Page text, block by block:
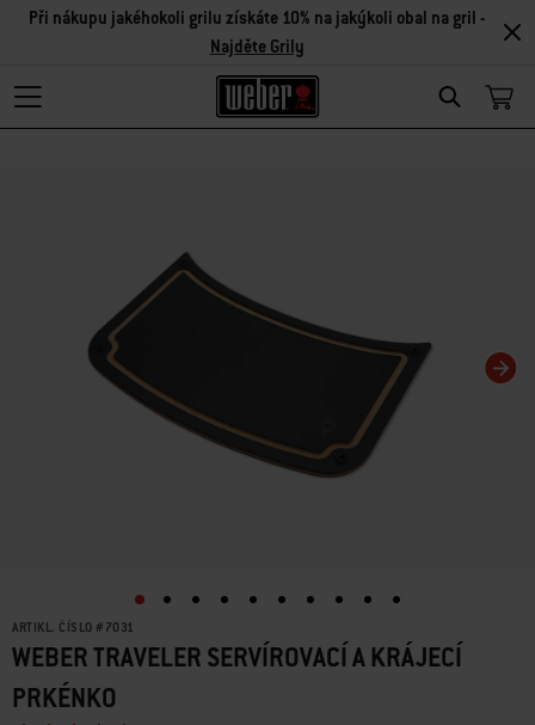
Search
Při nákupu jakéhokoli grilu získáte 10% na jakýkoli obal na gril -
Najděte Grily
ARTIKL. ČÍSLO # 7031
WEBER TRAVELER SERVÍROVACÍ A KRÁJECÍ
PRKÉNKO